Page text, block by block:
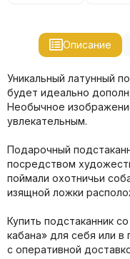
Описание
Уникальный латунный
будет идеально
Необычное
увлекательным.
Подарочный
посредством
поймали охотничьи
изящной ложки
Купить подстаканник
кабана» для себя или
с оперативной